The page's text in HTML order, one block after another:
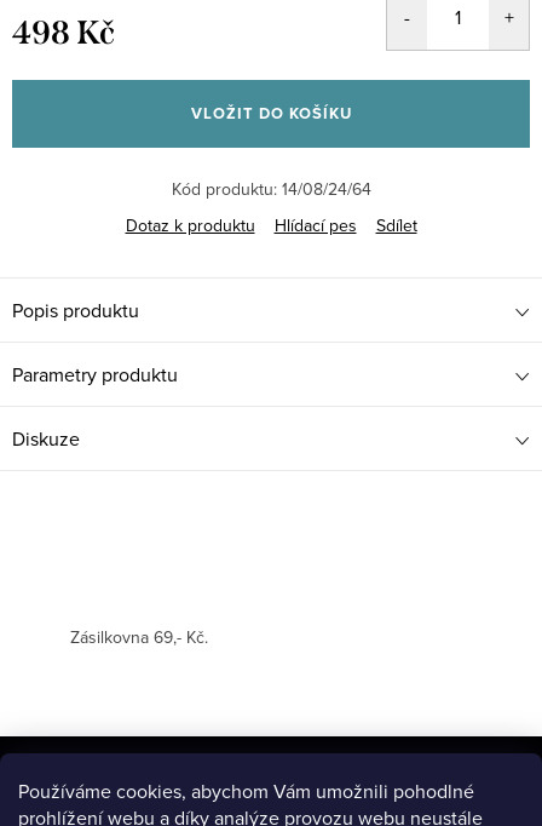
Používáme cookies, abychom Vám umožnili pohodlné
prohlížení webu a díky analýze provozu webu neustále
498 Kč
cena:
VLOŽIT DO KOŠÍKU
Kód produktu: 14/08/24/64
Dotaz k produktu
Hlídací pes Sdílet
Popis produktu
Parametry produktu
Diskuze
Zásilkovna 69,- Kč.
Z
BLOG